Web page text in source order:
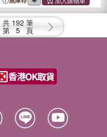
共 192 筆
第 5 頁